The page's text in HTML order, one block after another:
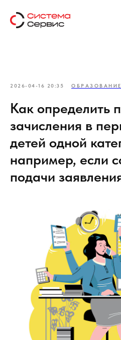
2026-04-16 20:35 ОБРАЗОВАНИЕ
Как определить
зачисления в
детей одной
например, если
подачи